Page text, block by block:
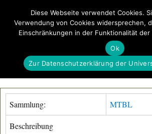
GeoGREIF
Sammlung: MTBL
Beschreibung
Diese Webseite verwendet Cookies.
Verwendung von Cookies widersprechen,
Einschränkungen in der Funktionalität
Ok
Zur Datenschutzerklärung der